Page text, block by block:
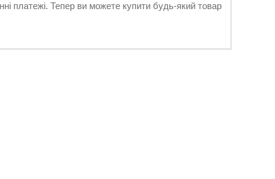
платежі. Тепер ви можете купити будь-який товар